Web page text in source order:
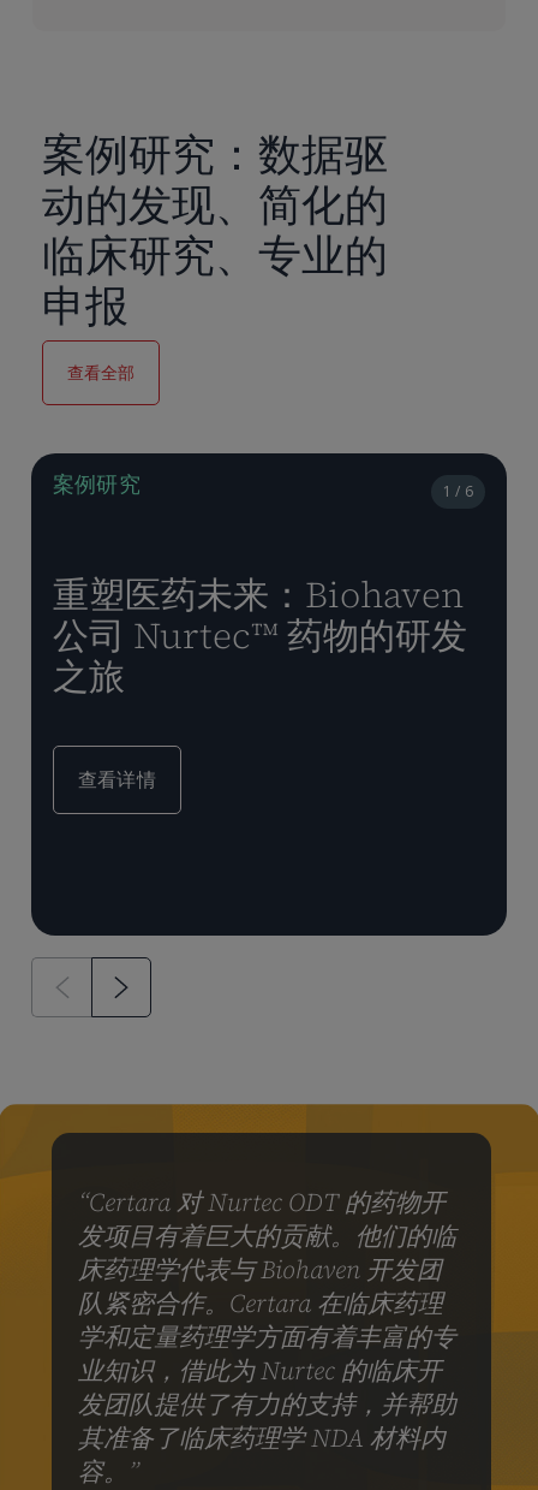
案例研究：数据驱
动的发现、简化的
临床研究、专业的
申报
查看全部
1 / 6
案例研究
重塑医药未来：Biohaven
公司 Nurtec™ 药物的研发
之旅
查看详情
“Certara 对 Nurtec ODT 的药物开
发项目有着巨大的贡献。他们的临
床药理学代表与 Biohaven 开发团
队紧密合作。Certara 在临床药理
学和定量药理学方面有着丰富的专
业知识，借此为 Nurtec 的临床开
发团队提供了有力的支持，并帮助
其准备了临床药理学 NDA 材料内
容。”